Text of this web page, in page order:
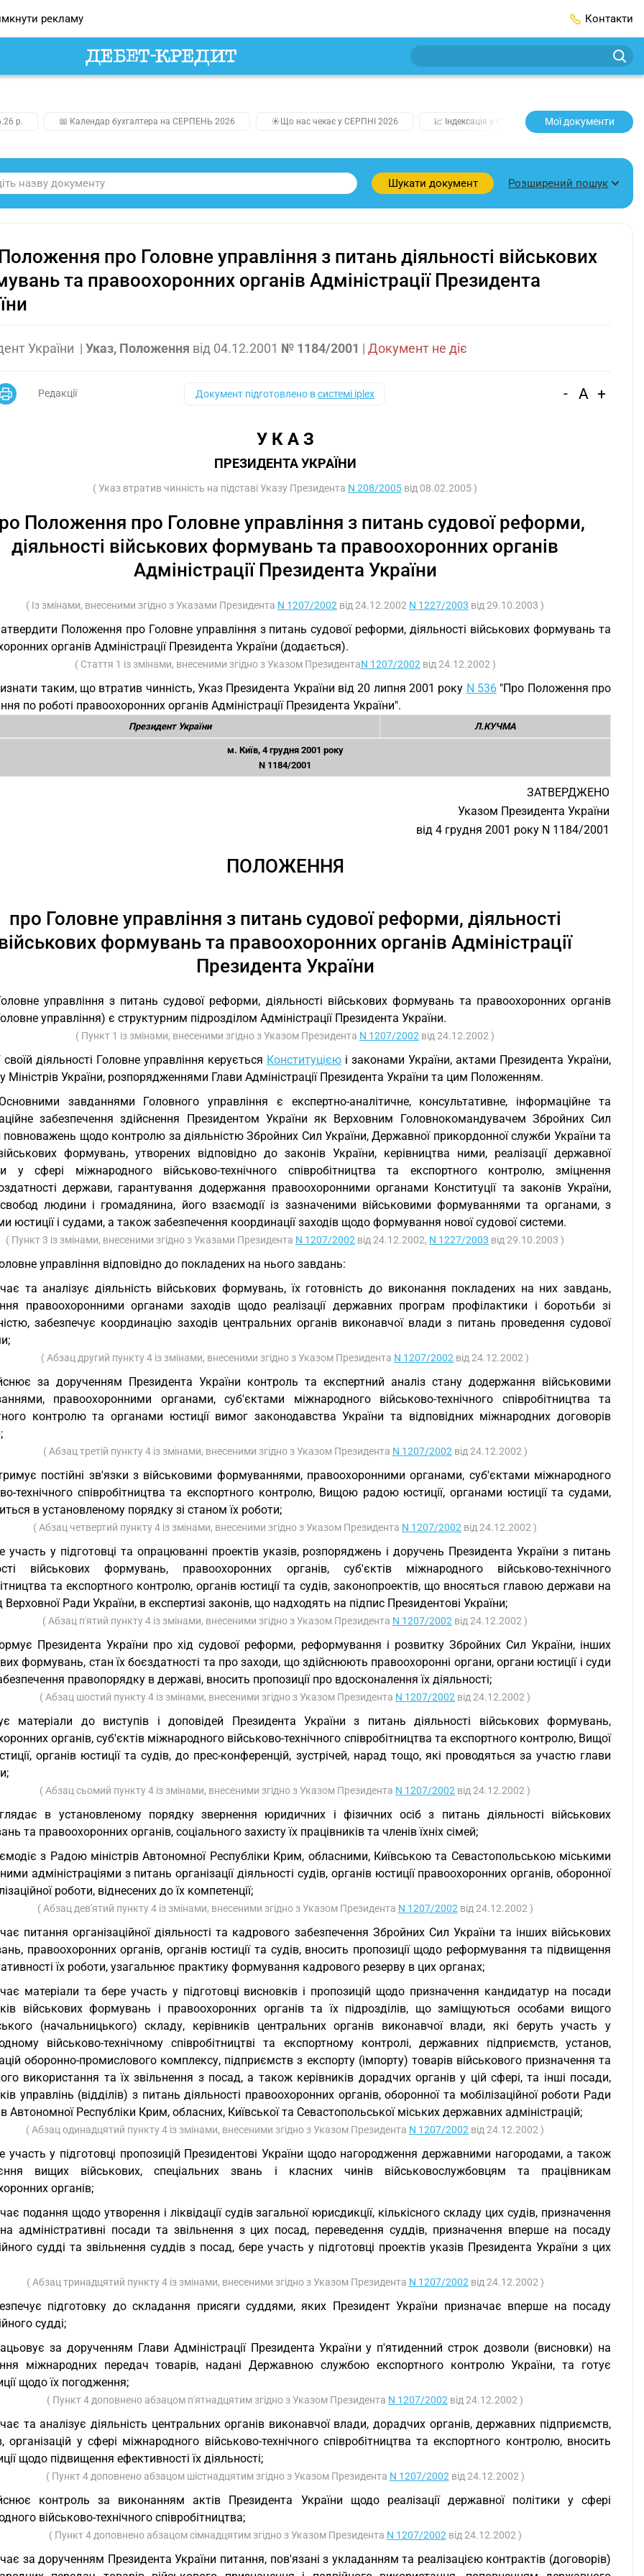
рекламу Контакти
р. 📅 Календар бухгалтера на СЕРПЕНЬ 2026 ☀️Що нас чекає у СЕРПНІ 2026 📈 Індексація у СЕРПНІ 2️⃣0️⃣2️⃣7️⃣ Усі
Мої документи
Шукати документ Розширений пошук
про Головне управління з питань діяльності військових
та правоохоронних органів Адміністрації Президента
України | Указ, Положення від 04.12.2001 № 1184/2001 | Документ не діє
Редакції Документ підготовлено всистемі iplex - A +
У К А З
ПРЕЗИДЕНТА УКРАЇНИ
( Указ втратив чинність на підставі Указу Президента N 208/2005 від 08.02.2005 )
Положення про Головне управління з питань судової реформи,
діяльності військових формувань та правоохоронних органів
Адміністрації Президента України
( Із змінами, внесеними згідно з Указами Президента N 1207/2002 від 24.12.2002 N 1227/2003 від 29.10.2003 )
Положення про Головне управління з питань судової реформи, діяльності військових формувань та
органів Адміністрації Президента України (додається).
( Стаття 1 із змінами, внесеними згідно з Указом ПрезидентаN 1207/2002 від 24.12.2002 )
таким, що втратив чинність, Указ Президента України від 20 липня 2001 року N 536 "Про Положення про
по роботі правоохоронних органів Адміністрації Президента України".
Президент України Л.КУЧМА
м. Київ, 4 грудня 2001 року
N 1184/2001
ЗАТВЕРДЖЕНО
Указом Президента України
від 4 грудня 2001 року N 1184/2001
ПОЛОЖЕННЯ
про Головне управління з питань судової реформи, діяльності
формувань та правоохоронних органів Адміністрації
Президента України
управління з питань судової реформи, діяльності військових формувань та правоохоронних органів
управління) є структурним підрозділом Адміністрації Президента України.
( Пункт 1 із змінами, внесеними згідно з Указом Президента N 1207/2002 від 24.12.2002 )
діяльності Головне управління керується Конституцією і законами України, актами Президента України,
Міністрів України, розпорядженнями Глави Адміністрації Президента України та цим Положенням.
завданнями Головного управління є експертно-аналітичне, консультативне, інформаційне та
забезпечення здійснення Президентом України як Верховним Головнокомандувачем Збройних Сил
повноважень щодо контролю за діяльністю Збройних Сил України, Державної прикордонної служби України та
формувань, утворених відповідно до законів України, керівництва ними, реалізації державної
у сфері міжнародного військово-технічного співробітництва та експортного контролю, зміцнення
держави, гарантування додержання правоохоронними органами Конституції та законів України,
людини і громадянина, його взаємодії із зазначеними військовими формуваннями та органами, з
юстиції і судами, а також забезпечення координації заходів щодо формування нової судової системи.
( Пункт 3 із змінами, внесеними згідно з Указами Президента N 1207/2002 від 24.12.2002, N 1227/2003 від 29.10.2003 )
управління відповідно до покладених на нього завдань:
та аналізує діяльність військових формувань, їх готовність до виконання покладених на них завдань,
правоохоронними органами заходів щодо реалізації державних програм профілактики і боротьби зі
забезпечує координацію заходів центральних органів виконавчої влади з питань проведення судової
( Абзац другий пункту 4 із змінами, внесеними згідно з Указом Президента N 1207/2002 від 24.12.2002 )
за дорученням Президента України контроль та експертний аналіз стану додержання військовими
правоохоронними органами, суб'єктами міжнародного військово-технічного співробітництва та
контролю та органами юстиції вимог законодавства України та відповідних міжнародних договорів
( Абзац третій пункту 4 із змінами, внесеними згідно з Указом Президента N 1207/2002 від 24.12.2002 )
постійні зв'язки з військовими формуваннями, правоохоронними органами, суб'єктами міжнародного
технічного співробітництва та експортного контролю, Вищою радою юстиції, органами юстиції та судами,
в установленому порядку зі станом їх роботи;
( Абзац четвертий пункту 4 із змінами, внесеними згідно з Указом Президента N 1207/2002 від 24.12.2002 )
участь у підготовці та опрацюванні проектів указів, розпоряджень і доручень Президента України з питань
військових формувань, правоохоронних органів, суб'єктів міжнародного військово-технічного
та експортного контролю, органів юстиції та судів, законопроектів, що вносяться главою держави на
Верховної Ради України, в експертизі законів, що надходять на підпис Президентові України;
( Абзац п'ятий пункту 4 із змінами, внесеними згідно з Указом Президента N 1207/2002 від 24.12.2002 )
Президента України про хід судової реформи, реформування і розвитку Збройних Сил України, інших
формувань, стан їх боєздатності та про заходи, що здійснюють правоохоронні органи, органи юстиції і суди
правопорядку в державі, вносить пропозиції про вдосконалення їх діяльності;
( Абзац шостий пункту 4 із змінами, внесеними згідно з Указом Президента N 1207/2002 від 24.12.2002 )
матеріали до виступів і доповідей Президента України з питань діяльності військових формувань,
органів, суб'єктів міжнародного військово-технічного співробітництва та експортного контролю, Вищої
органів юстиції та судів, до прес-конференцій, зустрічей, нарад тощо, які проводяться за участю глави
( Абзац сьомий пункту 4 із змінами, внесеними згідно з Указом Президента N 1207/2002 від 24.12.2002 )
в установленому порядку звернення юридичних і фізичних осіб з питань діяльності військових
та правоохоронних органів, соціального захисту їх працівників та членів їхніх сімей;
з Радою міністрів Автономної Республіки Крим, обласними, Київською та Севастопольською міськими
адміністраціями з питань організації діяльності судів, органів юстиції правоохоронних органів, оборонної
роботи, віднесених до їх компетенції;
( Абзац дев'ятий пункту 4 із змінами, внесеними згідно з Указом Президента N 1207/2002 від 24.12.2002 )
питання організаційної діяльності та кадрового забезпечення Збройних Сил України та інших військових
правоохоронних органів, органів юстиції та судів, вносить пропозиції щодо реформування та підвищення
їх роботи, узагальнює практику формування кадрового резерву в цих органах;
матеріали та бере участь у підготовці висновків і пропозицій щодо призначення кандидатур на посади
військових формувань і правоохоронних органів та їх підрозділів, що заміщуються особами вищого
(начальницького) складу, керівників центральних органів виконавчої влади, які беруть участь у
військово-технічному співробітництві та експортному контролі, державних підприємств, установ,
оборонно-промислового комплексу, підприємств з експорту (імпорту) товарів військового призначення та
використання та їх звільнення з посад, а також керівників дорадчих органів у цій сфері, та інші посади,
управлінь (відділів) з питань діяльності правоохоронних органів, оборонної та мобілізаційної роботи Ради
Автономної Республіки Крим, обласних, Київської та Севастопольської міських державних адміністрацій;
( Абзац одинадцятий пункту 4 із змінами, внесеними згідно з Указом Президента N 1207/2002 від 24.12.2002 )
участь у підготовці пропозицій Президентові України щодо нагородження державними нагородами, а також
вищих військових, спеціальних звань і класних чинів військовослужбовцям та працівникам
органів;
подання щодо утворення і ліквідації судів загальної юрисдикції, кількісного складу цих судів, призначення
адміністративні посади та звільнення з цих посад, переведення суддів, призначення вперше на посаду
судді та звільнення суддів з посад, бере участь у підготовці проектів указів Президента України з цих
( Абзац тринадцятий пункту 4 із змінами, внесеними згідно з Указом Президента N 1207/2002 від 24.12.2002 )
підготовку до складання присяги суддями, яких Президент України призначає вперше на посаду
судді;
за дорученням Глави Адміністрації Президента України у п'ятиденний строк дозволи (висновки) на
міжнародних передач товарів, надані Державною службою експортного контролю України, та готує
щодо їх погодження;
( Пункт 4 доповнено абзацом п'ятнадцятим згідно з Указом Президента N 1207/2002 від 24.12.2002 )
та аналізує діяльність центральних органів виконавчої влади, дорадчих органів, державних підприємств,
організацій у сфері міжнародного військово-технічного співробітництва та експортного контролю, вносить
щодо підвищення ефективності їх діяльності;
( Пункт 4 доповнено абзацом шістнадцятим згідно з Указом Президента N 1207/2002 від 24.12.2002 )
контроль за виконанням актів Президента України щодо реалізації державної політики у сфері
військово-технічного співробітництва;
( Пункт 4 доповнено абзацом сімнадцятим згідно з Указом Президента N 1207/2002 від 24.12.2002 )
за дорученням Президента України питання, пов'язані з укладанням та реалізацією контрактів (договорів)